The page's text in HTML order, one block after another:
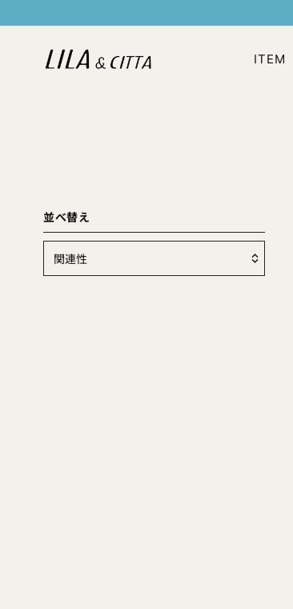
ITEM
並べ替え
連